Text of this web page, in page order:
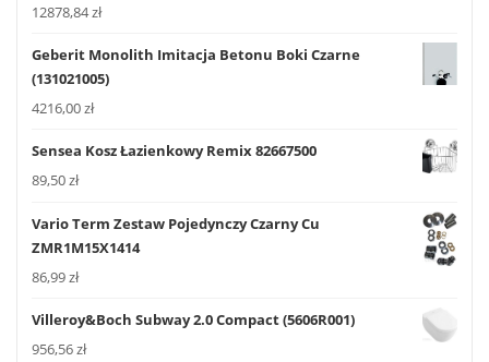
12878,84zł
Geberit Monolith Imitacja Betonu Boki Czarne
(131021005)
4216,00zł
Sensea Kosz Łazienkowy Remix 82667500
89,50zł
Vario Term Zestaw Pojedynczy Czarny Cu
ZMR1M15X1414
86,99zł
Villeroy&Boch Subway 2.0 Compact (5606R001)
956,56zł